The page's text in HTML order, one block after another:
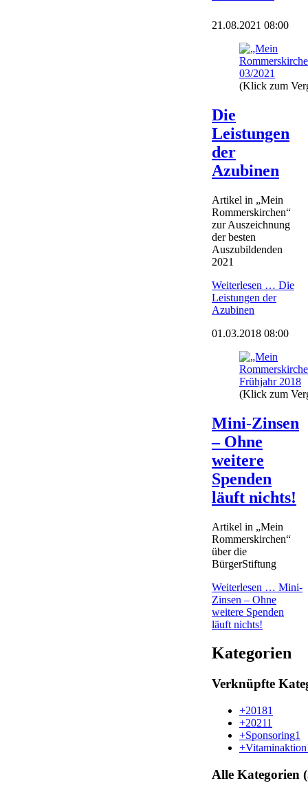
21.08.2021 08:00
(Klick zum
Die
Leistungen
der
Azubinen
Artikel in „Mein
Rommerskirchen“
zur Auszeichnung
der besten
Auszubildenden
2021
Weiterlesen … Die
Leistungen der
Azubinen
01.03.2018 08:00
(Klick zum
Mini-Zinsen
– Ohne
weitere
Spenden
läuft nichts!
Artikel in „Mein
Rommerskirchen“
über die
BürgerStiftung
Weiterlesen … Mini-
Zinsen – Ohne
weitere Spenden
läuft nichts!
Kategorien
Verknüpfte
+20181
+20211
+Sponsoring1
+Vitaminaktion
Alle Kategorien